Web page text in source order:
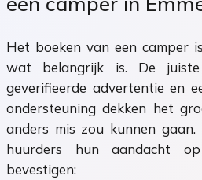
Het boeken van een camper
wat belangrijk is. De juiste
geverifieerde advertentie en
ondersteuning dekken het
anders mis zou kunnen
huurders hun aandacht
bevestigen: